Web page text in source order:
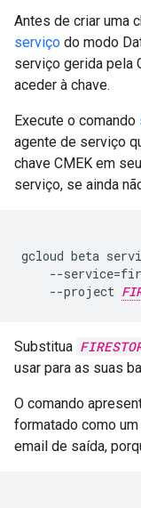
Antes de criar uma
serviço do modo
serviço gerida pela
aceder à chave.
Execute o comando
agente de serviço
chave CMEK em
serviço, se ainda
gcloud beta
--
    --project
Substitua
usar para as suas
O comando
formatado como
email de saída,